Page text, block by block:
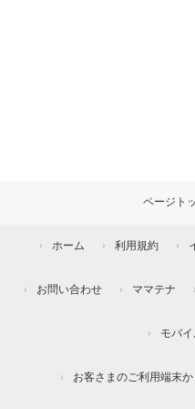
ページト
ホーム 利用規約
お問い合わせ ママテナ
モバ
お客さまのご利用端末